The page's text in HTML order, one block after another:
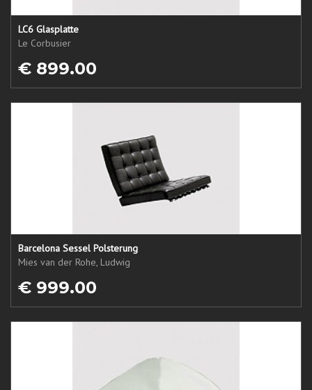
LC6 Glasplatte
Le Corbusier
€ 899.00
Barcelona Sessel Polsterung
Mies van der Rohe, Ludwig
€ 999.00